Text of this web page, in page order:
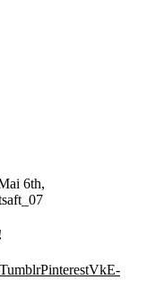
6th,
TumblrPinterestVkE-